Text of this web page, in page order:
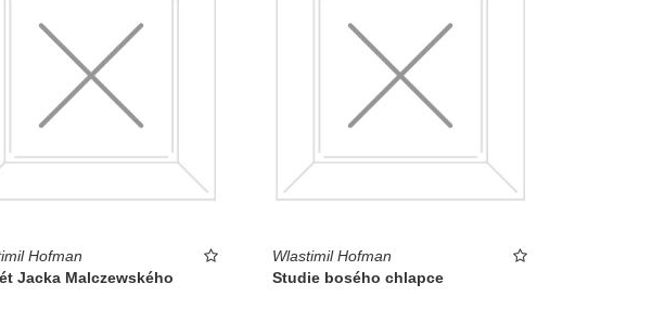
Hofman
Jacka Malczewského
Wlastimil Hofman
Studie bosého chlapce